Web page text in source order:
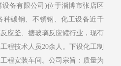
备有限公司)位于淄博市张店区
种碳钢、不锈钢、化工设备近千
应釜、搪玻璃反应罐行业，现有
程技术人员20余人。下设化工制
程安装车间。公司宗旨：质量为